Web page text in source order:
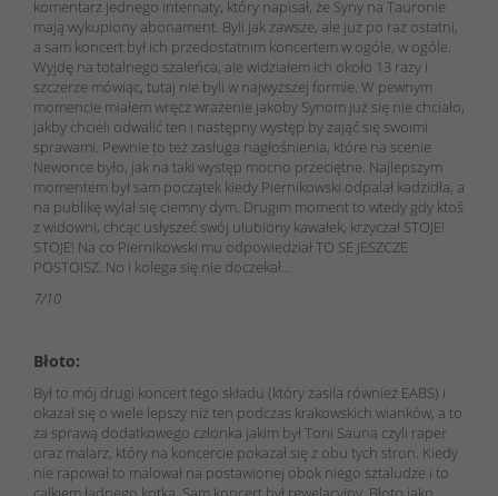
komentarz jednego internaty, który napisał, że Syny na Tauronie
mają wykupiony abonament. Byli jak zawsze, ale już po raz ostatni,
a sam koncert był ich przedostatnim koncertem w ogóle, w ogóle.
Wyjdę na totalnego szaleńca, ale widziałem ich około 13 razy i
szczerze mówiąc, tutaj nie byli w najwyższej formie. W pewnym
momencie miałem wręcz wrażenie jakoby Synom już się nie chciało,
jakby chcieli odwalić ten i następny występ by zająć się swoimi
sprawami. Pewnie to też zasługa nagłośnienia, które na scenie
Newonce było, jak na taki występ mocno przeciętne. Najlepszym
momentem był sam początek kiedy Piernikowski odpalał kadzidła, a
na publikę wylał się ciemny dym. Drugim moment to wtedy gdy ktoś
z widowni, chcąc usłyszeć swój ulubiony kawałek, krzyczał STOJE!
STOJE! Na co Piernikowski mu odpowiedział TO SE JESZCZE
POSTOISZ. No i kolega się nie doczekał…
7/10
Błoto:
Był to mój drugi koncert tego składu (który zasila również EABS) i
okazał się o wiele lepszy niż ten podczas krakowskich wianków, a to
za sprawą dodatkowego członka jakim był Toni Sauna czyli raper
oraz malarz, który na koncercie pokazał się z obu tych stron. Kiedy
nie rapował to malował na postawionej obok niego sztaludze i to